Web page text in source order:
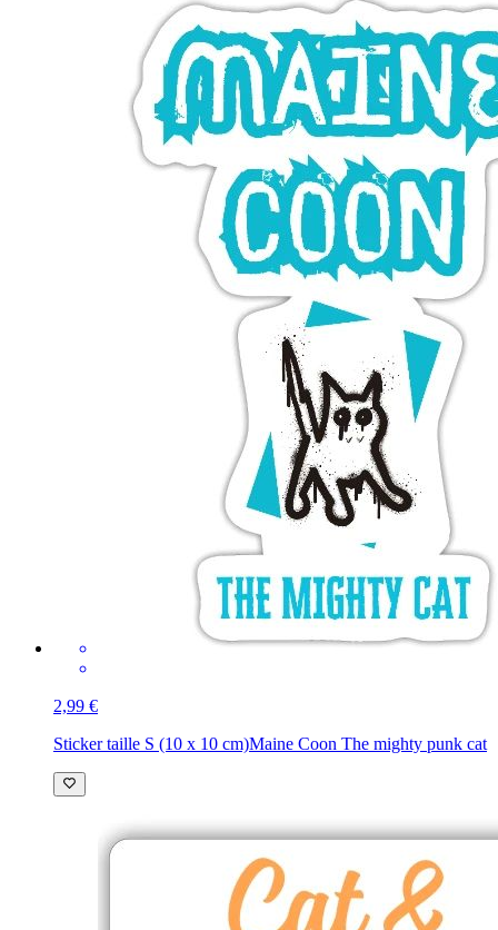
2,99 €
Sticker taille S (10 x 10 cm)Maine Coon The mighty punk cat